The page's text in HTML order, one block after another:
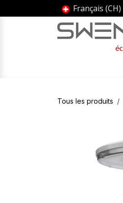
Se rendre au contenu
Français (CH)
Tous les produits